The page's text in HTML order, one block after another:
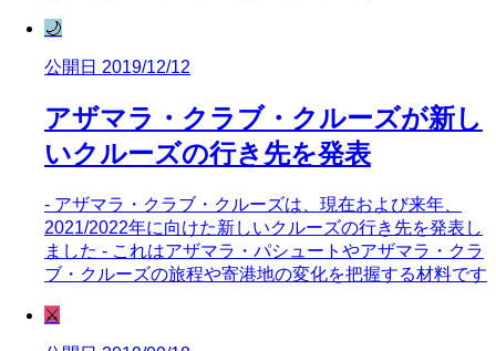
🌙
公開日 2019/12/12
アザマラ・クラブ・クルーズが新し
いクルーズの行き先を発表
- アザマラ・クラブ・クルーズは、現在および来年、
2021/2022年に向けた新しいクルーズの行き先を発表し
ました - これはアザマラ・パシュートやアザマラ・クラ
ブ・クルーズの旅程や寄港地の変化を把握する材料です
⚔️